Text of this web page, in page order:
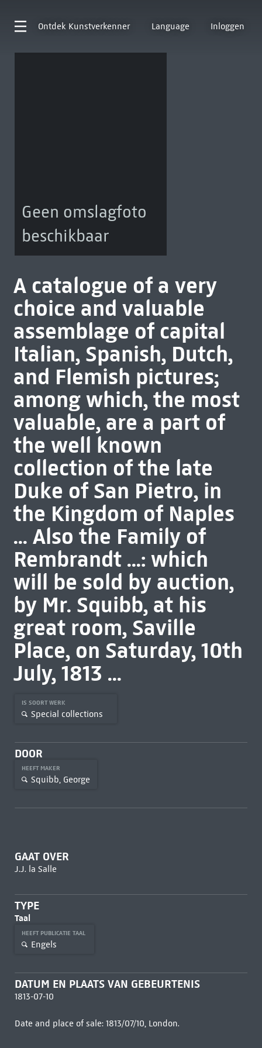
Ontdek Kunstverkenner Language Inloggen
Geen omslagfoto
beschikbaar
A catalogue of a very
choice and valuable
assemblage of capital
Italian, Spanish, Dutch,
and Flemish pictures;
among which, the most
valuable, are a part of
the well known
collection of the late
Duke of San Pietro, in
the Kingdom of Naples
... Also the Family of
Rembrandt ...: which
will be sold by auction,
by Mr. Squibb, at his
great room, Saville
Place, on Saturday, 10th
July, 1813 ...
IS SOORT WERK
Special collections
DOOR
HEEFT MAKER
Squibb, George
GAAT OVER
J.J. la Salle
TYPE
Taal
HEEFT PUBLICATIE TAAL
Engels
DATUM EN PLAATS VAN GEBEURTENIS
1813-07-10
Date and place of sale: 1813/07/10, London.